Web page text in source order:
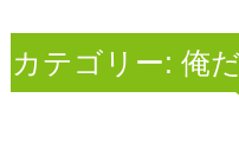
カテゴリー:俺